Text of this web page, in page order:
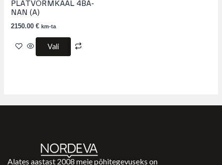
PLATVORMKAAL 4BA-
NAN (A)
2150.00€ km-ta
Vali
Alates aastast 2008 meie põhitegevuseks on